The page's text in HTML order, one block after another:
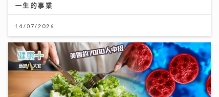
一生的事業
14/07/2026